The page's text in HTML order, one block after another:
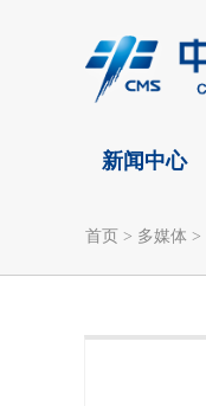
新闻中心
首页 > 多媒体 >